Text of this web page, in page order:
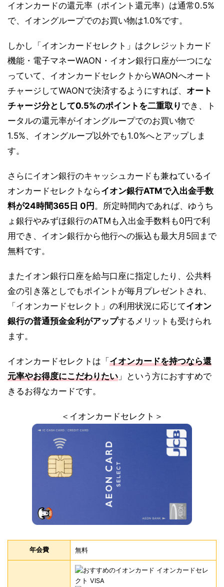
イオンカードの還元率（ポイント還元率）は通常0.5%
で、イオングループでのお買い物は1.0%です。
しかし「イオンカードセレクト」はクレジットカード
機能・電子マネーWAON・イオン銀行口座が一つにな
っていて、イオンカードセレクトからWAONへオート
チャージしてWAONで決済するようにすれば、 オート
チャージ分として0.5%のポイントを二重取り でき、ト
ータルの還元率がイオングループでのお買い物で
1.5%、イオングループ以外でも1.0%へとアップしま
す。
さらにイオン銀行のキャッシュカードも兼ねているイ
オンカードセレクトならイオン銀行ATMで入出金手数
料が24時間365日 0円 。所定時間内であれば、ゆうち
ょ銀行やみずほ銀行のATMも入出金手数料も0円で利
用でき、イオン銀行から他行への振込も最大月5回まで
無料です。
またイオン銀行口座を給与口座に指定したり、公共料
金の引き落としでもポイントが毎月プレゼントされ、
「イオンカードセレクト」の利用状況に応じてイオン
銀行の普通預金金利がアップするメリットも受けられ
ます。
イオンカードセレクトは「 イオンカードを持つなら還
元率やお得度にこだわりたい 」という方におすすめで
きるお得なカードです。
＜イオンカードセレクト＞
年会費 無料